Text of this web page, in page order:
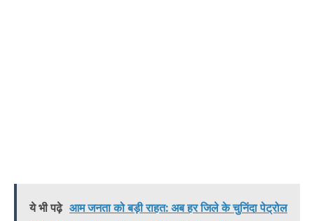
ये भी पढ़े आम जनता को बड़ी राहत: अब हर जिले के चुनिंदा पेट्रोल